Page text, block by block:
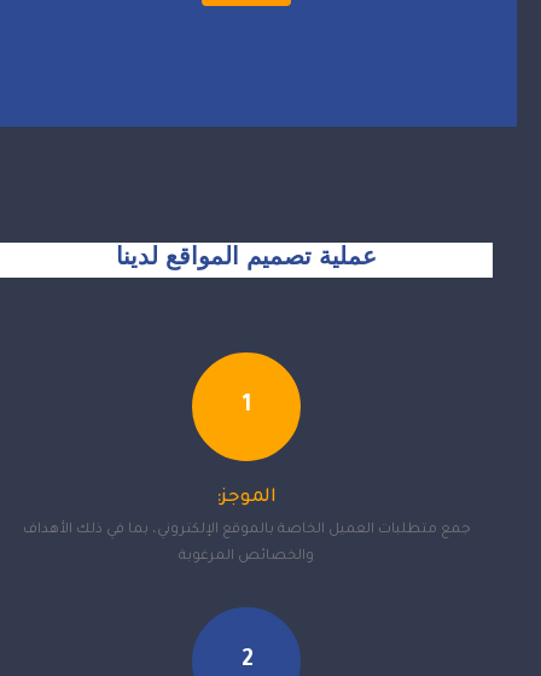
عملية تصميم المواقع لدينا
1
الموجز:
جمع متطلبات العميل الخاصة بالموقع الإلكتروني، بما في ذلك الأهداف
والخصائص المرغوبة
2